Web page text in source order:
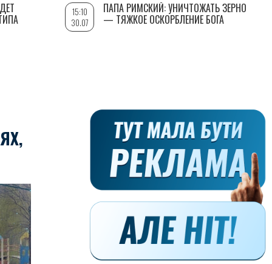
15:10
30.07
ПАПА РИМСКИЙ: УНИЧТОЖАТЬ ЗЕРНО
— ТЯЖКОЕ ОСКОРБЛЕНИЕ БОГА